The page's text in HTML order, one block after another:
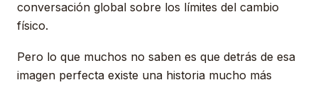
conversación global sobre los límites del cambio
físico.
Pero lo que muchos no saben es que detrás de esa
imagen perfecta existe una historia mucho más